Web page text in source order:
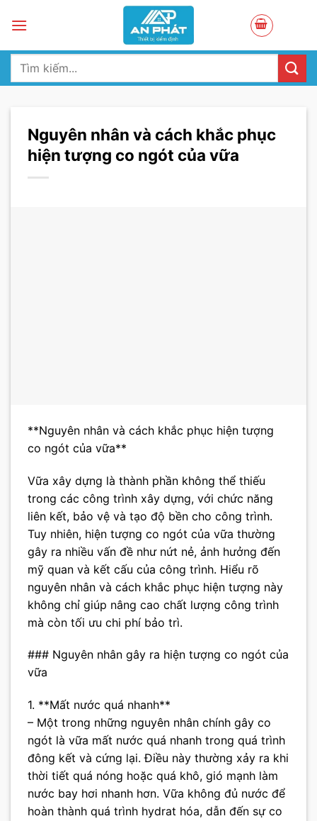
Tìm
Nguyên nhân và cách khắc phục
hiện tượng co ngót của vữa
**Nguyên nhân và cách khắc phục hiện tượng
co ngót của vữa**
Vữa xây dựng là thành phần không thể thiếu
trong các công trình xây dựng, với chức năng
liên kết, bảo vệ và tạo độ bền cho công trình.
Tuy nhiên, hiện tượng co ngót của vữa thường
gây ra nhiều vấn đề như nứt nẻ, ảnh hưởng đến
mỹ quan và kết cấu của công trình. Hiểu rõ
nguyên nhân và cách khắc phục hiện tượng này
không chỉ giúp nâng cao chất lượng công trình
mà còn tối ưu chi phí bảo trì.
### Nguyên nhân gây ra hiện tượng co ngót của
vữa
1. **Mất nước quá nhanh**
– Một trong những nguyên nhân chính gây co
ngót là vữa mất nước quá nhanh trong quá trình
đông kết và cứng lại. Điều này thường xảy ra khi
thời tiết quá nóng hoặc quá khô, gió mạnh làm
nước bay hơi nhanh hơn. Vữa không đủ nước để
hoàn thành quá trình hydrat hóa, dẫn đến sự co